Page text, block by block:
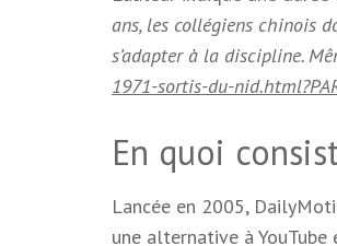
ans, les collégiens chinois
s’adapter à la discipline.
1971-sortis-du-
En quoi
Lancée en 2005,
une alternative à